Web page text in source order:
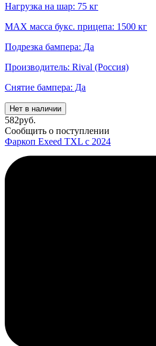
Нагрузка на шар: 75 кг
MAX масса букс. прицепа: 1500 кг
Подрезка бампера: Да
Производитель: Rival (Россия)
Снятие бампера: Да
Нет в наличии
582руб.
Сообщить о поступлении
Фаркоп Exeed TXL с 2024